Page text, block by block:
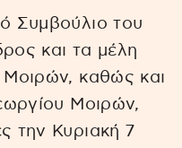
Συμβούλιο του
και τα μέλη
Μοιρών, καθώς και
Μοιρών,
την Κυριακή 7